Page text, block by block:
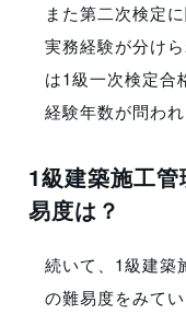
また第二次検定
実務経験が分け
は1級一次検定合
経験年数が問わ
1級建築施工
易度は？
続いて、1級建築
の難易度をみてい